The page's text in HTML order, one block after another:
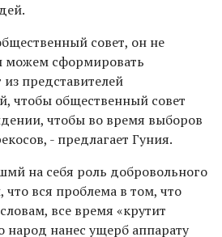
совет, он не
сформировать
представителей
чтобы общественный совет
чтобы во время выборов
- предлагает Гуния.
на себя роль добровольного
что вся проблема в том, что
все время «крутит
народ нанес ущерб аппарату